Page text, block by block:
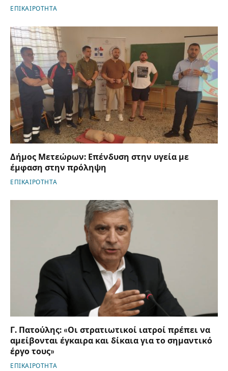
ΕΠΙΚΑΙΡΟΤΗΤΑ
Δήμος Μετεώρων: Επένδυση στην υγεία με
έμφαση στην πρόληψη
ΕΠΙΚΑΙΡΟΤΗΤΑ
Γ. Πατούλης: «Οι στρατιωτικοί ιατροί πρέπει να
αμείβονται έγκαιρα και δίκαια για το σημαντικό
έργο τους»
ΕΠΙΚΑΙΡΟΤΗΤΑ